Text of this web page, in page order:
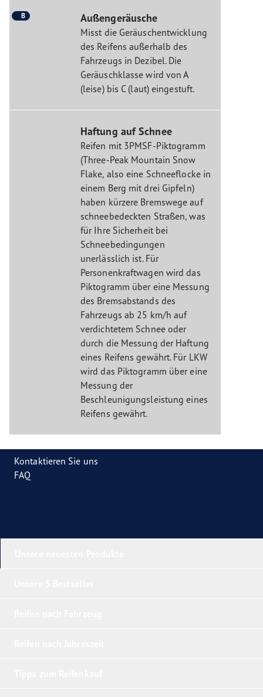
B Außengeräusche
Misst die Geräuschentwicklung
des Reifens außerhalb des
Fahrzeugs in Dezibel. Die
Geräuschklasse wird von A
(leise) bis C (laut) eingestuft.
Haftung auf Schnee
Reifen mit 3PMSF-Piktogramm
(Three-Peak Mountain Snow
Flake, also eine Schneeflocke in
einem Berg mit drei Gipfeln)
haben kürzere Bremswege auf
schneebedeckten Straßen, was
für Ihre Sicherheit bei
Schneebedingungen
unerlässlich ist. Für
Personenkraftwagen wird das
Piktogramm über eine Messung
des Bremsabstands des
Fahrzeugs ab 25 km/h auf
verdichtetem Schnee oder
durch die Messung der Haftung
eines Reifens gewährt. Für LKW
wird das Piktogramm über eine
Messung der
Beschleunigungsleistung eines
Reifens gewährt.
Kontaktieren Sie uns
FAQ